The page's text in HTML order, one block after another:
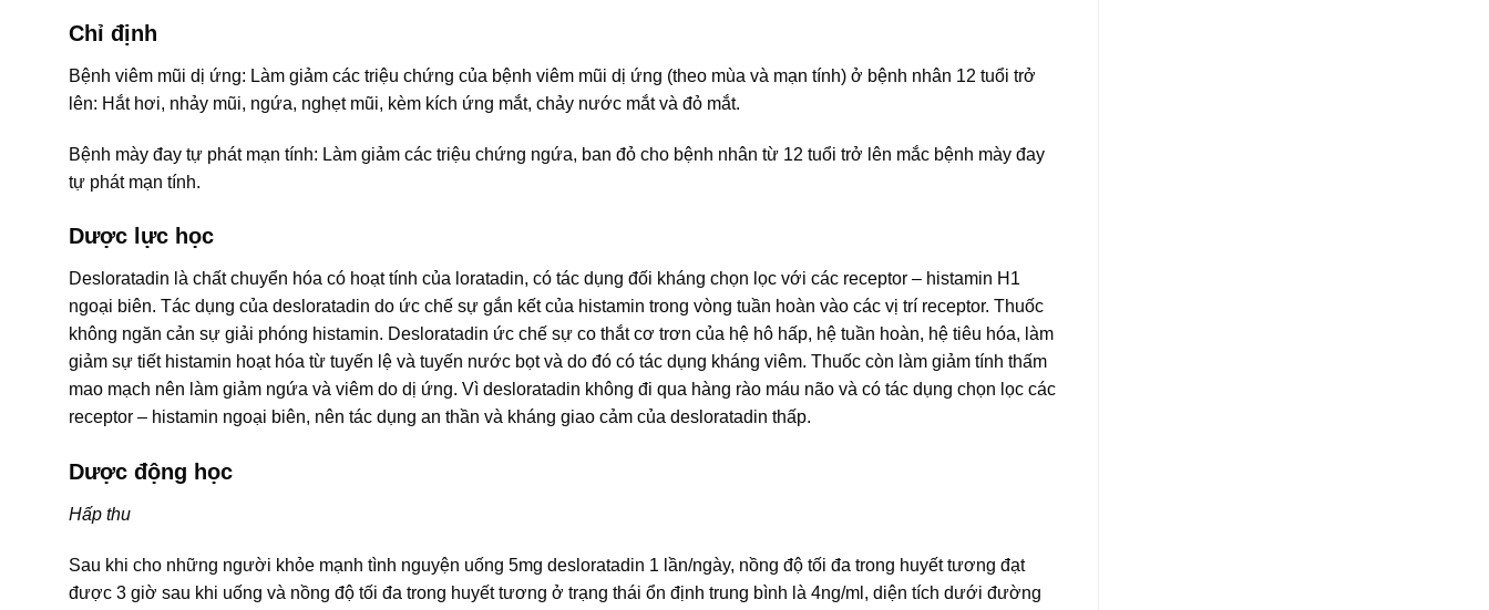
Chỉ định
Bệnh viêm mũi dị ứng: Làm giảm các triệu chứng của bệnh viêm mũi dị ứng (theo mùa và mạn tính) ở bệnh nhân 12 tuổi trở
lên: Hắt hơi, nhảy mũi, ngứa, nghẹt mũi, kèm kích ứng mắt, chảy nước mắt và đỏ mắt.
Bệnh mày đay tự phát mạn tính: Làm giảm các triệu chứng ngứa, ban đỏ cho bệnh nhân từ 12 tuổi trở lên mắc bệnh mày đay
tự phát mạn tính.
Dược lực học
Desloratadin là chất chuyển hóa có hoạt tính của loratadin, có tác dụng đối kháng chọn lọc với các receptor – histamin H1
ngoại biên. Tác dụng của desloratadin do ức chế sự gắn kết của histamin trong vòng tuần hoàn vào các vị trí receptor. Thuốc
không ngăn cản sự giải phóng histamin. Desloratadin ức chế sự co thắt cơ trơn của hệ hô hấp, hệ tuần hoàn, hệ tiêu hóa, làm
giảm sự tiết histamin hoạt hóa từ tuyến lệ và tuyến nước bọt và do đó có tác dụng kháng viêm. Thuốc còn làm giảm tính thấm
mao mạch nên làm giảm ngứa và viêm do dị ứng. Vì desloratadin không đi qua hàng rào máu não và có tác dụng chọn lọc các
receptor – histamin ngoại biên, nên tác dụng an thần và kháng giao cảm của desloratadin thấp.
Dược động học
Hấp thu
Sau khi cho những người khỏe mạnh tình nguyện uống 5mg desloratadin 1 lần/ngày, nồng độ tối đa trong huyết tương đạt
được 3 giờ sau khi uống và nồng độ tối đa trong huyết tương ở trạng thái ổn định trung bình là 4ng/ml, diện tích dưới đường